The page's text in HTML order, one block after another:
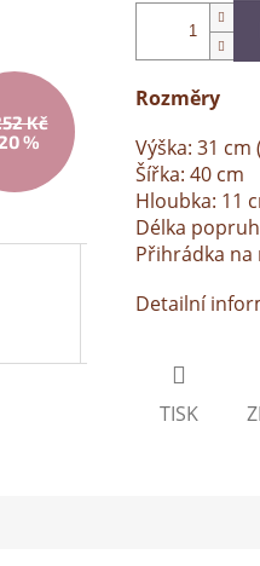
Kč
%
Rozměry
Výška: 31
Šířka: 40 cm
Hloubka: 11
Délka
Přihrádka na
Detailní
TISK